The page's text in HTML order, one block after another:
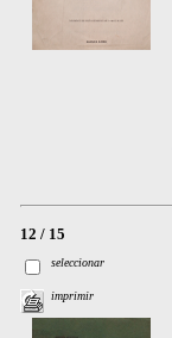
12 / 15
seleccionar
imprimir